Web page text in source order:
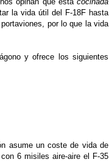
la vida útil del F-18F hasta
por lo que la vida
y ofrece los siguientes
asume un coste de vida de
6 misiles aire-aire el F-35